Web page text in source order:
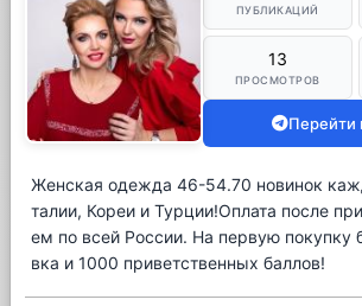
ПУБЛИКАЦИЙ
13
ПРОСМОТРОВ
Перейти
Женская одежда 46-54.70 новинок
талии, Кореи и Турции!Оплата после
ем по всей России. На первую покупку
вка и 1000 приветственных баллов!